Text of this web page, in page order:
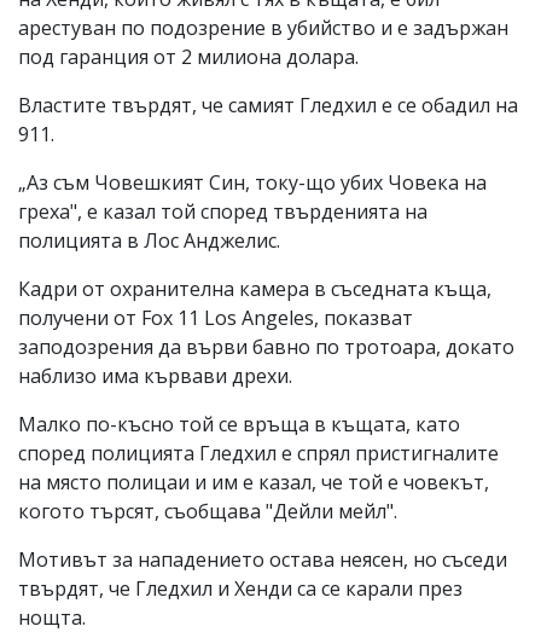
арестуван по подозрение в убийство и е задържан
под гаранция от 2 милиона долара.
Властите твърдят, че самият Гледхил е се обадил на
911.
„Аз съм Човешкият Син, току-що убих Човека на
греха", е казал той според твърденията на
полицията в Лос Анджелис.
Кадри от охранителна камера в съседната къща,
получени от Fox 11 Los Angeles, показват
заподозрения да върви бавно по тротоара, докато
наблизо има кървави дрехи.
Малко по-късно той се връща в къщата, като
според полицията Гледхил е спрял пристигналите
на място полицаи и им е казал, че той е човекът,
когото търсят, съобщава "Дейли мейл".
Мотивът за нападението остава неясен, но съседи
твърдят, че Гледхил и Хенди са се карали през
нощта.